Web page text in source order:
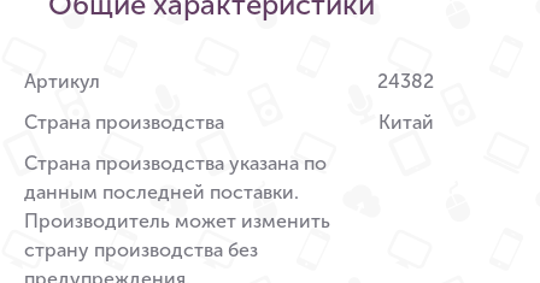
Артикул
24382
Страна производства
Страна производства указана по
данным последней поставки.
Производитель может изменить
страну производства без
Китай